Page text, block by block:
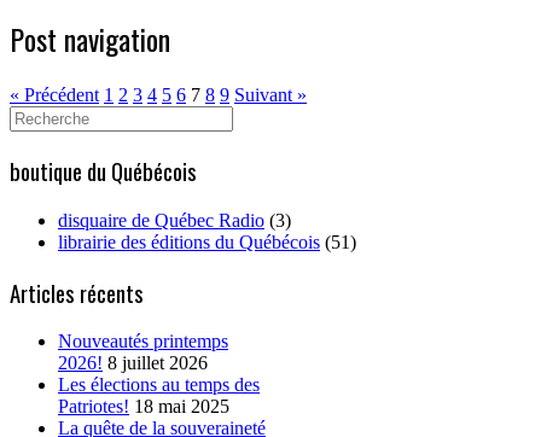
Post navigation
« Précédent 1 2 3 4 5 6 7 8 9 Suivant »
Search
for:
boutique du Québécois
disquaire de Québec Radio (3)
librairie des éditions du Québécois (51)
Articles récents
Nouveautés printemps
2026! 8 juillet 2026
Les élections au temps des
Patriotes! 18 mai 2025
La quête de la souveraineté